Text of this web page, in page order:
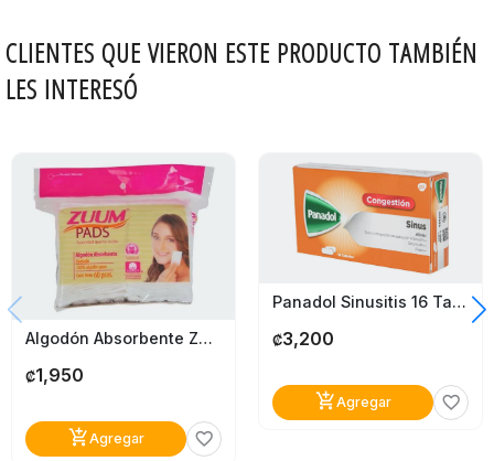
CLIENTES QUE VIERON ESTE PRODUCTO TAMBIÉN
LES INTERESÓ
Algodón Absorbente Zuum Pads
₡1,950
add_shopping_cartAgregar favorite_border
Panadol Sinusitis 16 Tabletas
₡3,200
add_shopping_cartAgregar favorite_border